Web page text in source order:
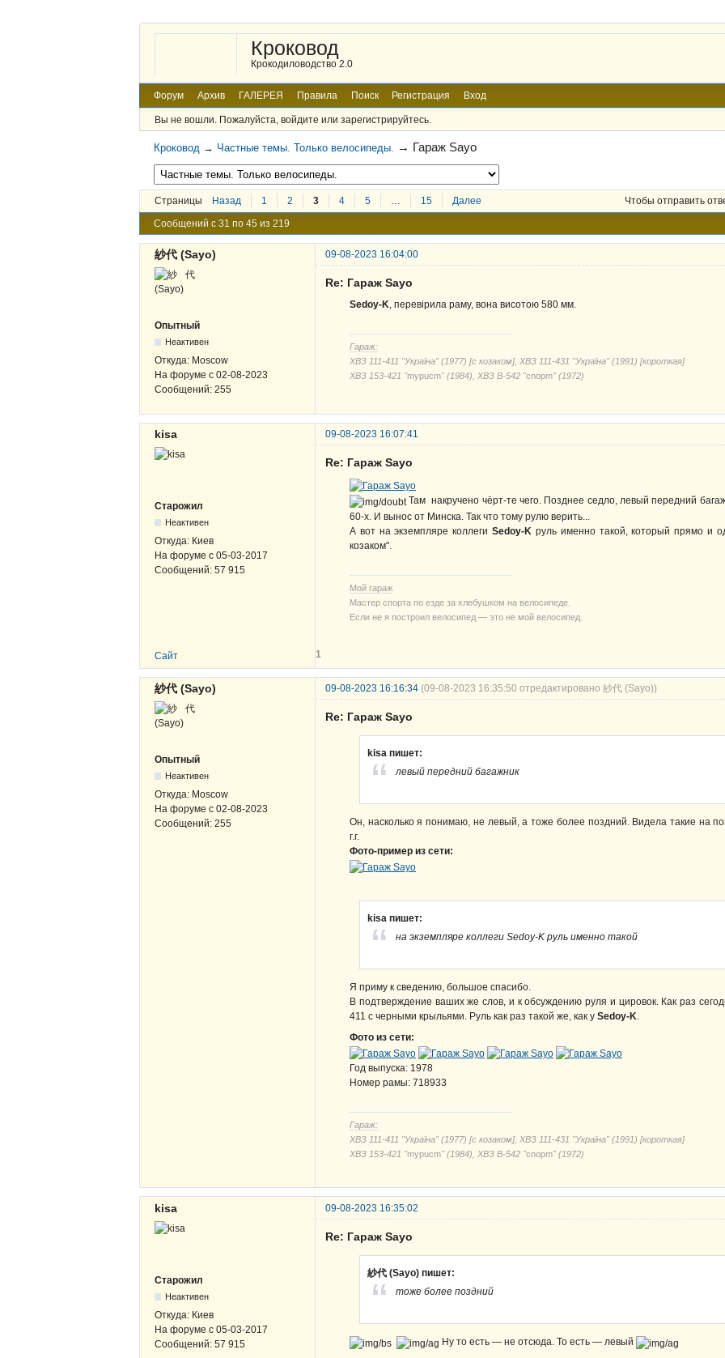
Кроковод
Крокодиловодство 2.0
Форум Архив ГАЛЕРЕЯ Правила Поиск Регистрация Вход
Вы не вошли. Пожалуйста, войдите или зарегистрируйтесь.
Кроковод → Частные темы. Только велосипеды. → Гараж Sayo
Страницы Назад 1 2 3 4 5 … 15 Далее
Чтобы отправить
Сообщений с 31 по 45 из 219
紗代 (Sayo) 09-08-2023 16:04:00
Опытный
Неактивен
Откуда: Moscow
На форуме с 02-08-2023
Сообщений: 255
Re: Гараж Sayo
Sedoy-K, перевірила раму, вона висотою 580 мм.
Гараж:
ХВЗ 111-411 "Україна" (1977) [с козаком], ХВЗ 111-431 "Україна" (1991) [короткая]
ХВЗ 153-421 "mypucm" (1984), ХВЗ В-542 "cnорm" (1972)
kisa 09-08-2023 16:07:41
Старожил
Неактивен
Откуда: Киев
На форуме с 05-03-2017
Сообщений: 57 915
Re: Гараж Sayo
Там накручено чёрт-те чего. Позднее седло, левый передний
60-х. И вынос от Минска. Так что тому рулю верить...
А вот на экземпляре коллегиSedoy-K руль именно такой, который прямо и
козаком".
Мой гараж
Мастер спорта по езде за хлебушком на велосипеде.
Если не я построил велосипед — это не мой велосипед.
Сайт 1
紗代 (Sayo) 09-08-2023 16:16:34 (09-08-2023 16:35:50 отредактировано 紗代 (Sayo))
Опытный
Неактивен
Откуда: Moscow
На форуме с 02-08-2023
Сообщений: 255
Re: Гараж Sayo
kisa пишет:
левый передний багажник
Он, насколько я понимаю, не левый, а тоже более поздний. Видела такие на
г.г.
Фото-пример из сети:
kisa пишет:
на экземпляре коллеги Sedoy-K руль именно такой
Я приму к сведению, большое спасибо.
В подтверждение ваших же слов, и к обсуждению руля и цировок. Как раз
411 с черными крыльями. Руль как раз такой же, как у Sedoy-K.
Фото из сети:
Год выпуска: 1978
Номер рамы: 718933
Гараж:
ХВЗ 111-411 "Україна" (1977) [с козаком], ХВЗ 111-431 "Україна" (1991) [короткая]
ХВЗ 153-421 "mypucm" (1984), ХВЗ В-542 "cnорm" (1972)
kisa 09-08-2023 16:35:02
Старожил
Неактивен
Откуда: Киев
На форуме с 05-03-2017
Сообщений: 57 915
Re: Гараж Sayo
紗代 (Sayo) пишет:
тоже более поздний
Ну то есть — не отсюда. То есть — левый